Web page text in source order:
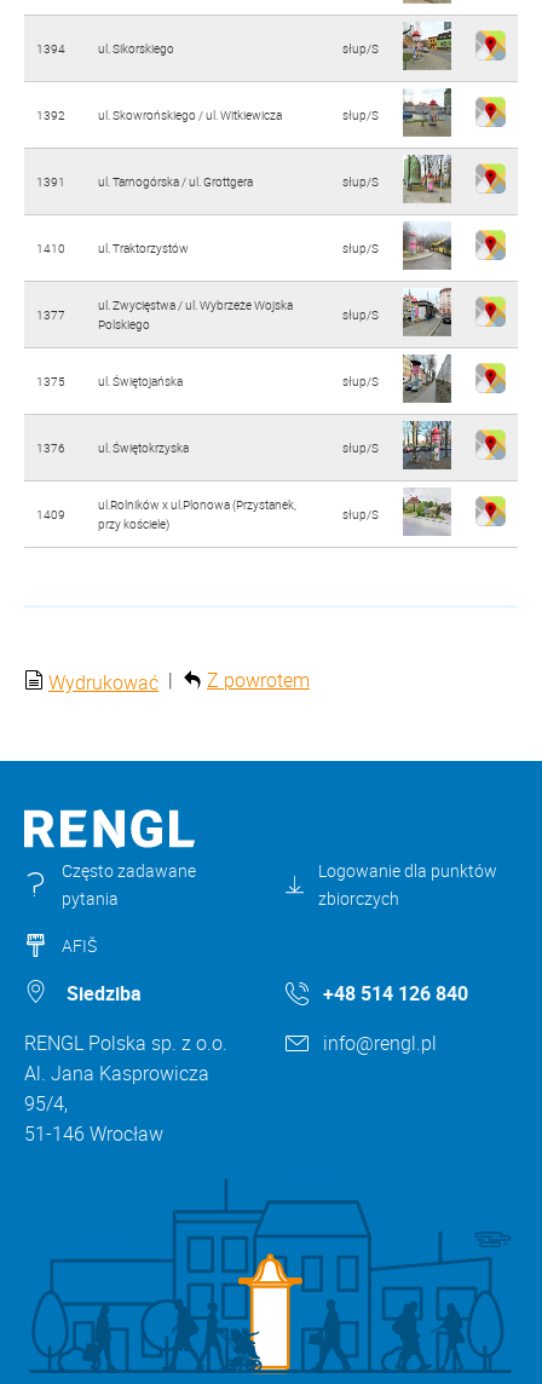
1394 ul. Sikorskiego słup/S
1392 ul. Skowrońskiego / ul. Witkiewicza słup/S
1391 ul. Tarnogórska / ul. Grottgera słup/S
1410 ul. Traktorzystów słup/S
1377
ul. Zwycięstwa / ul. Wybrzeże Wojska
Polskiego
słup/S
1375 ul. Świętojańska słup/S
1376 ul. Świętokrzyska słup/S
1409
ul.Rolników x ul.Plonowa (Przystanek,
przy kościele)
słup/S
Wydrukować | Z powrotem
Często zadawane
pytania
Logowanie dla punktów
zbiorczych
AFIŠ
Siedziba
RENGL Polska sp. z o.o.
Al. Jana Kasprowicza
95/4,
51-146 Wrocław
+48 514 126 840
info@rengl.pl